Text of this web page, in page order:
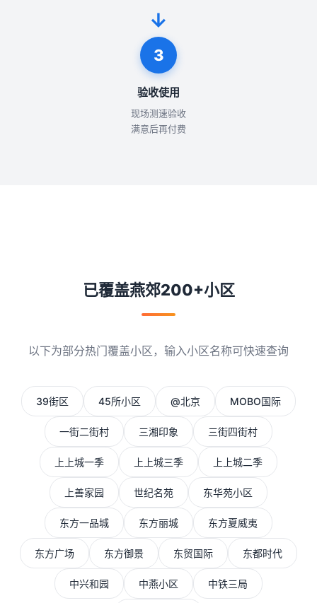
→
3
验收使用
现场测速验收
满意后再付费
已覆盖燕郊200+小区
以下为部分热门覆盖小区，输入小区名称可快速查询
39街区 45所小区 @北京 MOBO国际
一街二街村 三湘印象 三街四街村
上上城一季 上上城三季 上上城二季
上善家园 世纪名苑 东华苑小区
东方一品城 东方丽城 东方夏威夷
东方广场 东方御景 东贸国际 东都时代
中兴和园 中燕小区 中铁三局